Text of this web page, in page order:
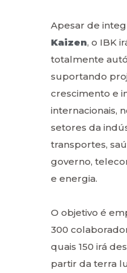
Apesar de
Kaizen, o IBK
totalmente
suportando
crescimento e
internacionais,
setores da
transportes,
governo,
e energia.
O objetivo é
300
quais 150 irá
partir da terra